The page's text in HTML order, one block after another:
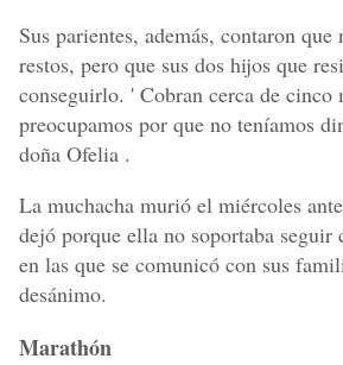
Sus parientes, además, contaron
restos, pero que sus dos hijos que
conseguirlo. ' Cobran cerca de
preocupamos por que no teníamos
doña Ofelia .
La muchacha murió el miércoles
dejó porque ella no soportaba seguir
en las que se comunicó con sus
desánimo.
Marathón